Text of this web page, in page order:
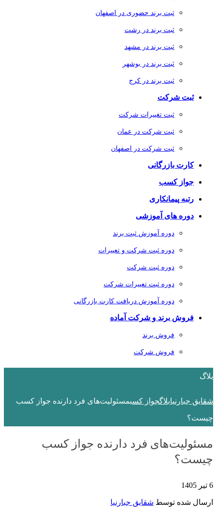
ثبت برند حضوری در اصفهان
ثبت برند در رشت
ثبت برند در مشهد
ثبت برند در بوشهر
ثبت برند در کرج
ثبت شرکت
ثبت تغییرات شرکت
ثبت شرکت در عمان
ثبت شرکت در اصفهان
کارت بازرگانی
جواز کسب
رتبه پیمانکاری
دوره های آموزشی
دوره آموزش ثبت برند
دوره ثبت شرکت و تعییرات
دوره ثبت شرکت
دوره ثبت تعییرات شرکت
دوره آموزش دریافت کارت بازرگانی
فروش برند و شرکت آماده
فروش برند
فروش شرکت
بلاگ
شقایق جبارنیابلاگجواز کسبمسئولیت‌های فرد دارنده جواز کسب
چیست؟
مسئولیت‌های فرد دارنده جواز کسب
چیست؟
6 تیر 1405
ارسال شده توسط شقایق جبارنیا